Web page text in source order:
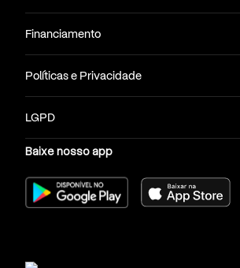
Financiamento
Políticas e Privacidade
LGPD
Baixe nosso app